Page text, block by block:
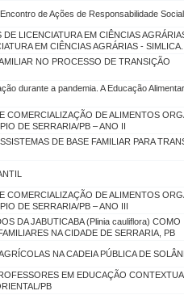
de Ações de Responsabilidade
LICENCIATURA EM CIÊNCIAS
EM CIÊNCIAS AGRÁRIAS - SIMLICA.
NO PROCESSO DE TRANSIÇÃO
durante a pandemia. A Educação
COMERCIALIZAÇÃO DE ALIMENTOS
DE SERRARIA/PB – ANO II
DE BASE FAMILIAR PARA
COMERCIALIZAÇÃO DE ALIMENTOS
DE SERRARIA/PB – ANO III
DA JABUTICABA (Plinia cauliflora) COMO
NA CIDADE DE SERRARIA, PB
NA CADEIA PÚBLICA DE
EM EDUCAÇÃO
PB